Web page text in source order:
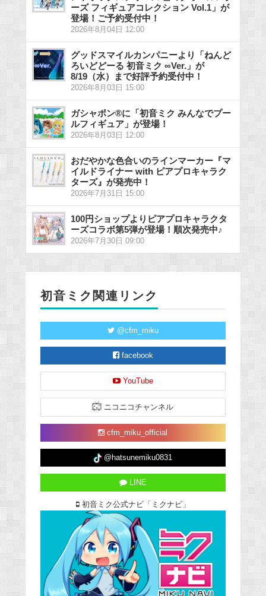
ーズ フィギュアコレクション Vol.1」が
登場！ご予約受付中！
2026年8月04日 12:00
グッドスマイルカンパニーより「ねんど
ろいどどーる 初音ミク ∞Ver.」が
8/19（水）まで好評予約受付中！
2026年8月03日 15:00
ガシャポン®に「初音ミク みんなでプー
ルフィギュア」が登場！
2026年8月03日 12:00
おだやかな色合いのラインマーカー『マ
イルドライナー with ピアプロキャラク
ターズ』が発売中！
2026年7月31日 15:00
100円ショップよりピアプロキャラクタ
ーズコラボ第5弾が登場！順次発売中♪
2026年7月30日 09:00
初音ミク関連リンク
@cfm_miku
facebook
YouTube
ニコニコチャンネル
cfm_miku_official
@hatsunemiku0831
LINE
初音ミク公式ナビ「ミクナビ」